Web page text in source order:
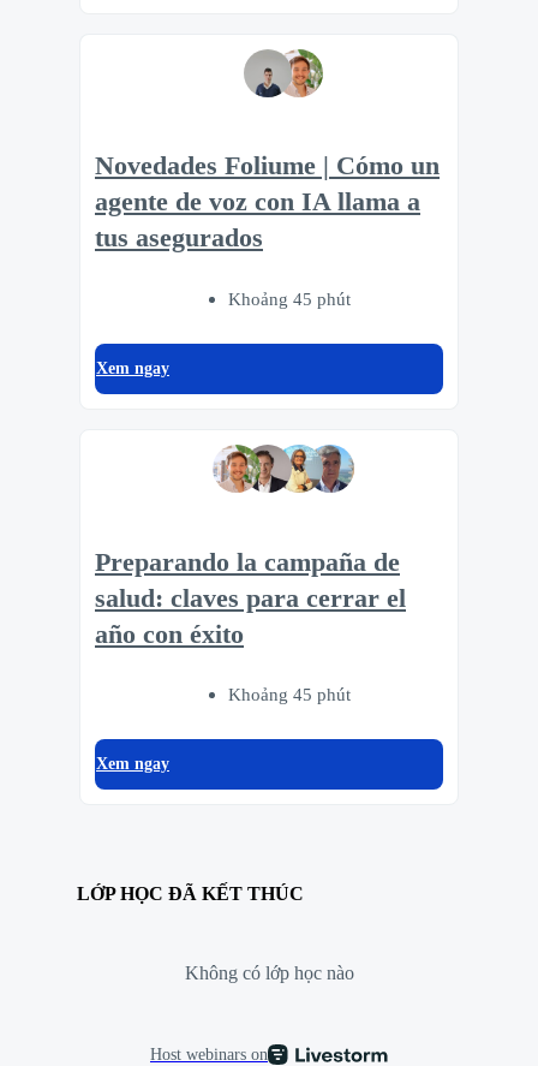
Novedades Foliume | Cómo un
agente de voz con IA llama a
tus asegurados
Khoảng 45 phút
Xem ngay
Preparando la campaña de
salud: claves para cerrar el
año con éxito
Khoảng 45 phút
Xem ngay
LỚP HỌC ĐÃ KẾT THÚC
Không có lớp học nào
Host webinars on